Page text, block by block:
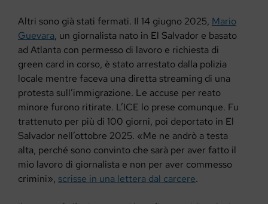
Altri sono già stati fermati. Il 14 giugno 2025, Mario
Guevara, un giornalista nato in El Salvador e basato
ad Atlanta con permesso di lavoro e richiesta di
green card in corso, è stato arrestato dalla polizia
locale mentre faceva una diretta streaming di una
protesta sull’immigrazione. Le accuse per reato
minore furono ritirate. L’ICE lo prese comunque. Fu
trattenuto per più di 100 giorni, poi deportato in El
Salvador nell’ottobre 2025. «Me ne andrò a testa
alta, perché sono convinto che sarà per aver fatto il
mio lavoro di giornalista e non per aver commesso
crimini», scrisse in una lettera dal carcere.